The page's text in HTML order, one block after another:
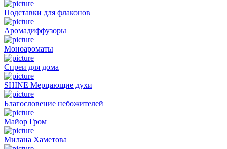
Подставки для флаконов
Аромадиффузоры
Моноароматы
Спреи для дома
SHINE Мерцающие духи
Благословение небожителей
Майор Гром
Милана Хаметова